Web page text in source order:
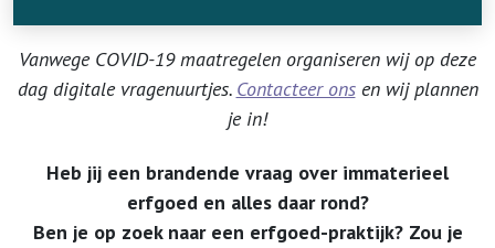
Vanwege COVID-19 maatregelen organiseren wij op deze
dag digitale vragenuurtjes. Contacteer onsen wij plannen
je in!
Heb jij een brandende vraag over immaterieel
erfgoed en alles daar rond?
Ben je op zoek naar een erfgoed-praktijk? Zou je